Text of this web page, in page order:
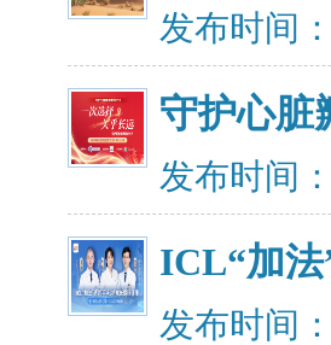
发布时间
守护心脏
发布时间
ICL“加
发布时间